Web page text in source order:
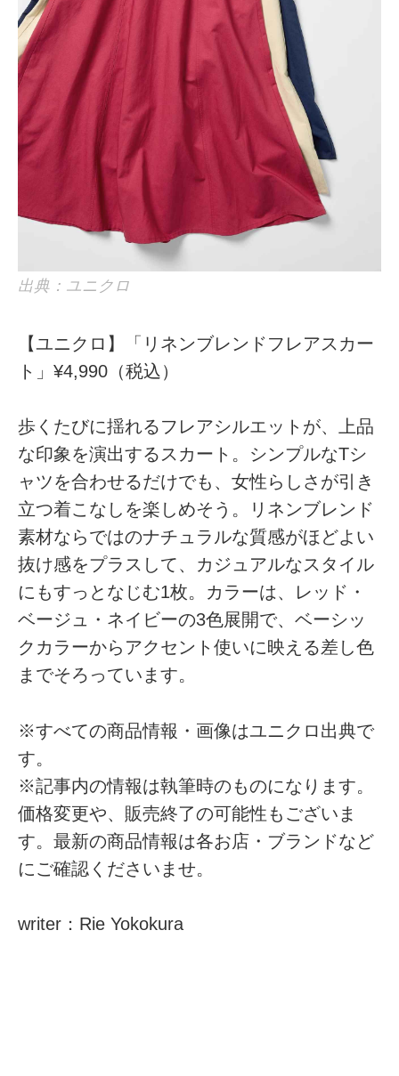
出典：ユニクロ
【ユニクロ】「リネンブレンドフレアスカー
ト」¥4,990（税込）
歩くたびに揺れるフレアシルエットが、上品
な印象を演出するスカート。シンプルなTシ
ャツを合わせるだけでも、女性らしさが引き
立つ着こなしを楽しめそう。リネンブレンド
素材ならではのナチュラルな質感がほどよい
抜け感をプラスして、カジュアルなスタイル
にもすっとなじむ1枚。カラーは、レッド・
ベージュ・ネイビーの3色展開で、ベーシッ
クカラーからアクセント使いに映える差し色
までそろっています。
※すべての商品情報・画像はユニクロ出典で
す。
※記事内の情報は執筆時のものになります。
価格変更や、販売終了の可能性もございま
す。最新の商品情報は各お店・ブランドなど
にご確認くださいませ。
writer：Rie Yokokura